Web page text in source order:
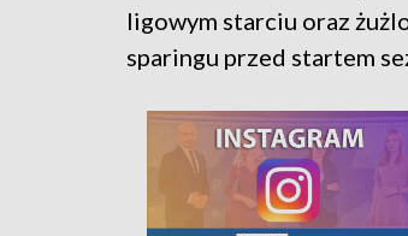
ligowym starciu oraz
sparingu przed startem